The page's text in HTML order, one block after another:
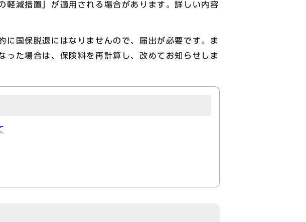
軽減措置」が適用される場合があります。詳しい内容
に国保脱退にはなりませんので、届出が必要です。ま
った場合は、保険料を再計算し、改めてお知らせしま